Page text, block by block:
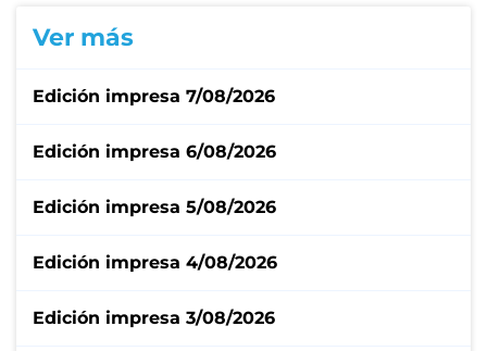
Ver más
Edición impresa 7/08/2026
Edición impresa 6/08/2026
Edición impresa 5/08/2026
Edición impresa 4/08/2026
Edición impresa 3/08/2026